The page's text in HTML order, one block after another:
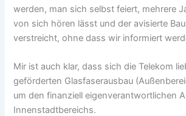
werden, man sich selbst feiert, mehrere
von sich hören lässt und der avisierte
verstreicht, ohne dass wir informiert
Mir ist auch klar, dass sich die Telekom
geförderten Glasfaserausbau
um den finanziell eigenverantwortlichen
Innenstadtbereichs.